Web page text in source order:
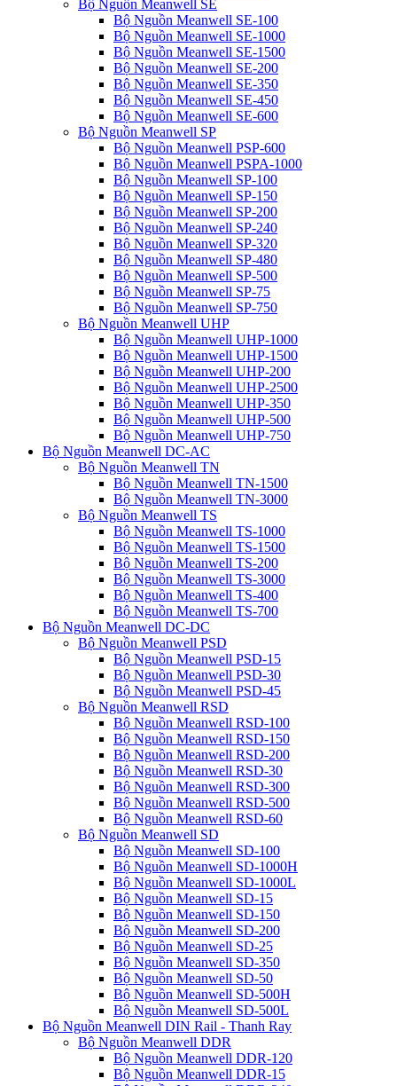
Bộ Nguồn Meanwell SE
Bộ Nguồn Meanwell SE-100
Bộ Nguồn Meanwell SE-1000
Bộ Nguồn Meanwell SE-1500
Bộ Nguồn Meanwell SE-200
Bộ Nguồn Meanwell SE-350
Bộ Nguồn Meanwell SE-450
Bộ Nguồn Meanwell SE-600
Bộ Nguồn Meanwell SP
Bộ Nguồn Meanwell PSP-600
Bộ Nguồn Meanwell PSPA-1000
Bộ Nguồn Meanwell SP-100
Bộ Nguồn Meanwell SP-150
Bộ Nguồn Meanwell SP-200
Bộ Nguồn Meanwell SP-240
Bộ Nguồn Meanwell SP-320
Bộ Nguồn Meanwell SP-480
Bộ Nguồn Meanwell SP-500
Bộ Nguồn Meanwell SP-75
Bộ Nguồn Meanwell SP-750
Bộ Nguồn Meanwell UHP
Bộ Nguồn Meanwell UHP-1000
Bộ Nguồn Meanwell UHP-1500
Bộ Nguồn Meanwell UHP-200
Bộ Nguồn Meanwell UHP-2500
Bộ Nguồn Meanwell UHP-350
Bộ Nguồn Meanwell UHP-500
Bộ Nguồn Meanwell UHP-750
Bộ Nguồn Meanwell DC-AC
Bộ Nguồn Meanwell TN
Bộ Nguồn Meanwell TN-1500
Bộ Nguồn Meanwell TN-3000
Bộ Nguồn Meanwell TS
Bộ Nguồn Meanwell TS-1000
Bộ Nguồn Meanwell TS-1500
Bộ Nguồn Meanwell TS-200
Bộ Nguồn Meanwell TS-3000
Bộ Nguồn Meanwell TS-400
Bộ Nguồn Meanwell TS-700
Bộ Nguồn Meanwell DC-DC
Bộ Nguồn Meanwell PSD
Bộ Nguồn Meanwell PSD-15
Bộ Nguồn Meanwell PSD-30
Bộ Nguồn Meanwell PSD-45
Bộ Nguồn Meanwell RSD
Bộ Nguồn Meanwell RSD-100
Bộ Nguồn Meanwell RSD-150
Bộ Nguồn Meanwell RSD-200
Bộ Nguồn Meanwell RSD-30
Bộ Nguồn Meanwell RSD-300
Bộ Nguồn Meanwell RSD-500
Bộ Nguồn Meanwell RSD-60
Bộ Nguồn Meanwell SD
Bộ Nguồn Meanwell SD-100
Bộ Nguồn Meanwell SD-1000H
Bộ Nguồn Meanwell SD-1000L
Bộ Nguồn Meanwell SD-15
Bộ Nguồn Meanwell SD-150
Bộ Nguồn Meanwell SD-200
Bộ Nguồn Meanwell SD-25
Bộ Nguồn Meanwell SD-350
Bộ Nguồn Meanwell SD-50
Bộ Nguồn Meanwell SD-500H
Bộ Nguồn Meanwell SD-500L
Bộ Nguồn Meanwell DIN Rail - Thanh Ray
Bộ Nguồn Meanwell DDR
Bộ Nguồn Meanwell DDR-120
Bộ Nguồn Meanwell DDR-15